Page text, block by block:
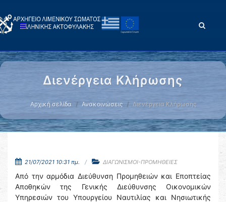
Διενέργεια Κλήρωσης
Αρχική σελίδα Ανακοινώσεις Διενέργεια Κλήρωσης
21/07/2021 10:31 πμ. ΔΙΑΓΩΝΙΣΜΟΙ-ΠΡΟΜΗΘΕΙΕΣ
Από την αρμόδια Διεύθυνση Προμηθειών και Εποπτείας
Αποθηκών της Γενικής Διεύθυνσης Οικονομικών
Υπηρεσιών του Υπουργείου Ναυτιλίας και Νησιωτικής